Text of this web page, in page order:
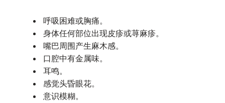
呼吸困难或胸痛。
身体任何部位出现皮疹或荨麻疹。
嘴巴周围产生麻木感。
口腔中有金属味。
耳鸣。
感觉头昏眼花。
意识模糊。